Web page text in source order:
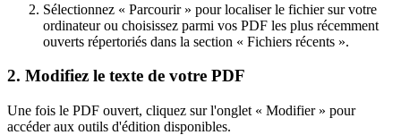
Sélectionnez « Parcourir » pour localiser le fichier sur votre
ordinateur ou choisissez parmi vos PDF les plus récemment
ouverts répertoriés dans la section « Fichiers récents ».
2. Modifiez le texte de votre PDF
Une fois le PDF ouvert, cliquez sur l'onglet « Modifier » pour
accéder aux outils d'édition disponibles.